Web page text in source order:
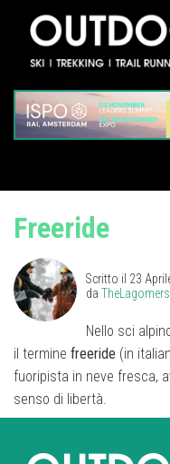
Freeride
Scritto il 23
da
Nello sci
il termine freeride (in
fuoripista in neve fresca,
senso di libertà.